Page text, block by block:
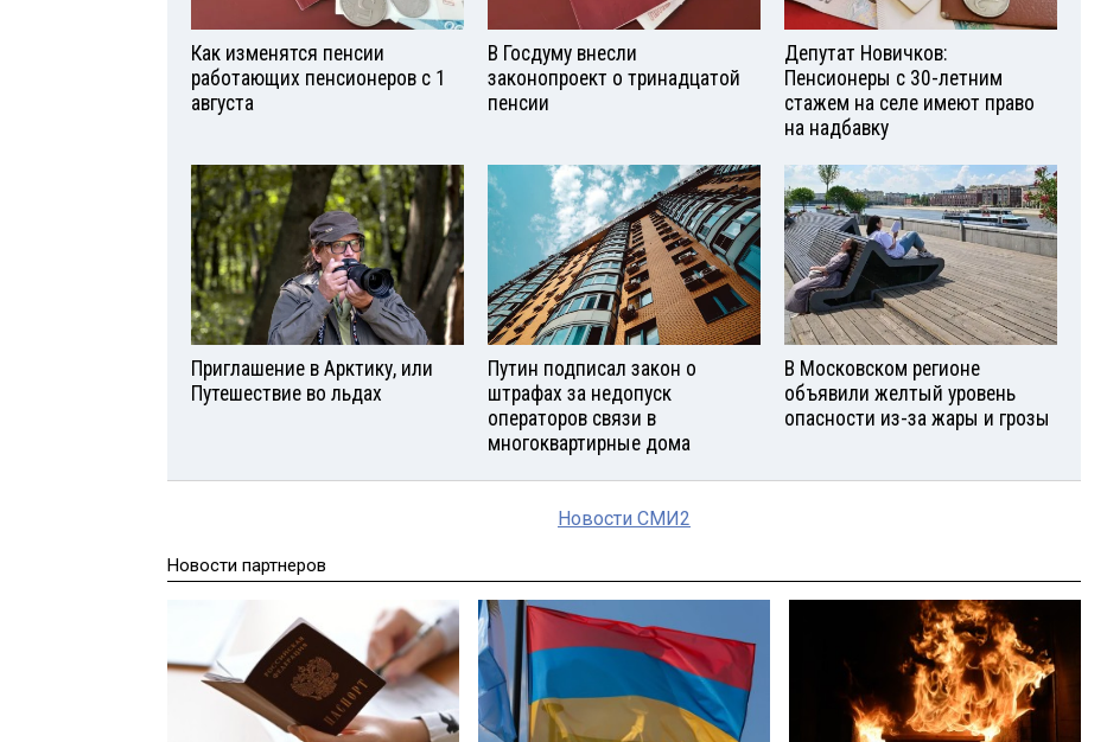
Как изменятся пенсии
работающих пенсионеров с 1
августа
В Госдуму внесли
законопроект о тринадцатой
пенсии
Депутат Новичков:
Пенсионеры с 30-летним
стажем на селе имеют право
на надбавку
Приглашение в Арктику, или
Путешествие во льдах
Путин подписал закон о
штрафах за недопуск
операторов связи в
многоквартирные дома
В Московском регионе
объявили желтый уровень
опасности из-за жары и грозы
Новости СМИ2
Новости партнеров